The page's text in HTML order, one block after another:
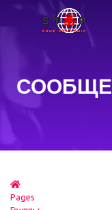
Pages